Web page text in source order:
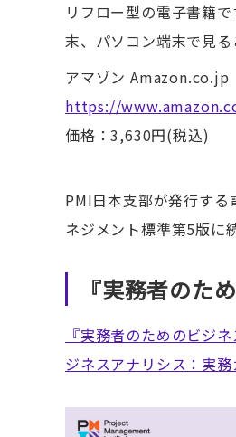
リフロー型の電子書籍
末、パソコン端末で見る
アマゾン Amazon.co.jp
https://
価格：3,630円(税込)
PMI日本支部が発行す
ネジメント標準第5版に
『実務者のた
『実務者のためのビジ
ジネスアナリシス：実